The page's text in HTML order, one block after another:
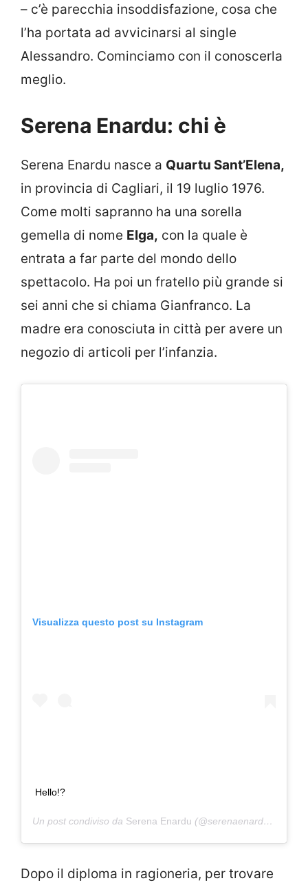
– c’è parecchia insoddisfazione, cosa che
l’ha portata ad avvicinarsi al single
Alessandro. Cominciamo con il conoscerla
meglio.
Serena Enardu: chi è
Serena Enardu nasce a Quartu Sant’Elena,
in provincia di Cagliari, il 19 luglio 1976.
Come molti sapranno ha una sorella
gemella di nome Elga, con la quale è
entrata a far parte del mondo dello
spettacolo. Ha poi un fratello più grande si
sei anni che si chiama Gianfranco. La
madre era conosciuta in città per avere un
negozio di articoli per l’infanzia.
Visualizza questo post su Instagram
Hello!?
Un post condiviso da Serena Enardu (@serenaenardu) in data:
Dopo il diploma in ragioneria, per trovare